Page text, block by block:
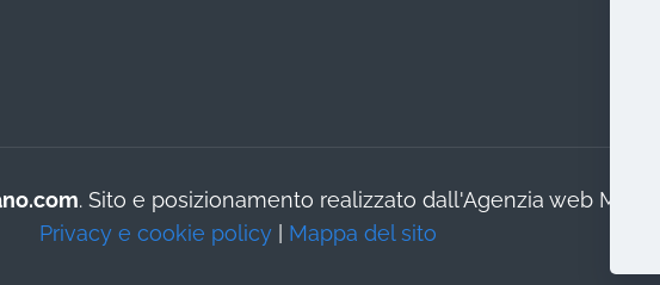
. Sito e posizionamento realizzato dall'Agenzia web Milano
Privacy e cookie policy| Mappa del sito